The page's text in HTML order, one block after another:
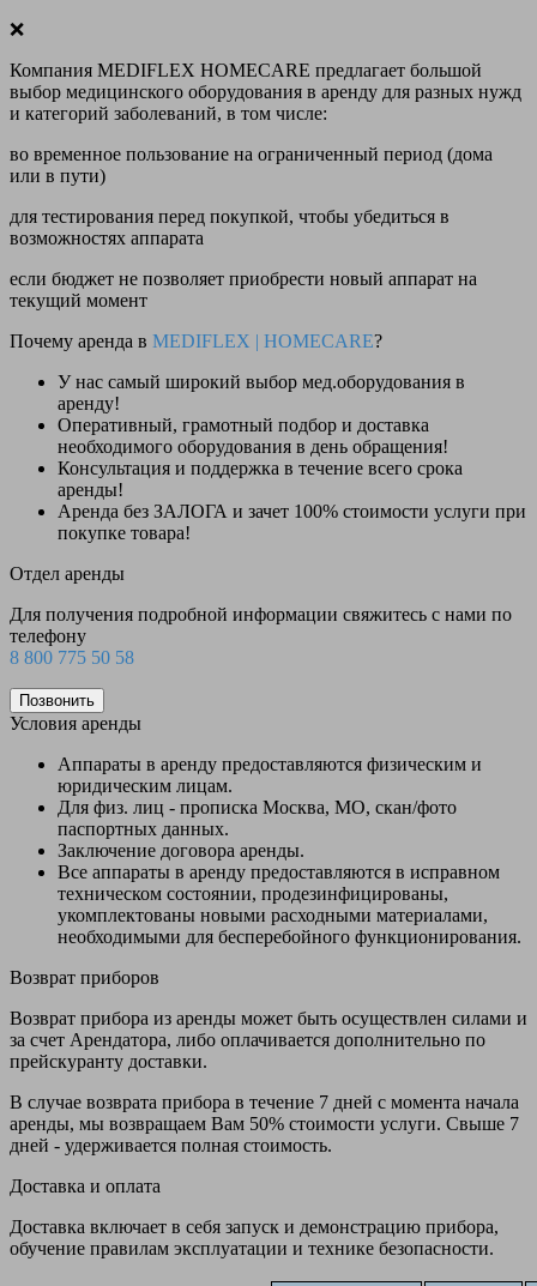
❌
Компания MEDIFLEX HOMECARE предлагает большой
выбор медицинского оборудования в аренду для разных нужд
и категорий заболеваний, в том числе:
во временное пользование на ограниченный период (дома
или в пути)
для тестирования перед покупкой, чтобы убедиться в
возможностях аппарата
если бюджет не позволяет приобрести новый аппарат на
текущий момент
Почему аренда в MEDIFLEX | HOMECARE?
У нас самый широкий выбор мед.оборудования в
аренду!
Оперативный, грамотный подбор и доставка
необходимого оборудования в день обращения!
Консультация и поддержка в течение всего срока
аренды!
Аренда без ЗАЛОГА и зачет 100% стоимости услуги при
покупке товара!
Отдел аренды
Для получения подробной информации свяжитесь с нами по
телефону
8 800 775 50 58
Позвонить
Условия аренды
Аппараты в аренду предоставляются физическим и
юридическим лицам.
Для физ. лиц - прописка Москва, МО, скан/фото
паспортных данных.
Заключение договора аренды.
Все аппараты в аренду предоставляются в исправном
техническом состоянии, продезинфицированы,
укомплектованы новыми расходными материалами,
необходимыми для бесперебойного функционирования.
Возврат приборов
Возврат прибора из аренды может быть осуществлен силами и
за счет Арендатора, либо оплачивается дополнительно по
прейскуранту доставки.
В случае возврата прибора в течение 7 дней с момента начала
аренды, мы возвращаем Вам 50% стоимости услуги. Свыше 7
дней - удерживается полная стоимость.
Доставка и оплата
Доставка включает в себя запуск и демонстрацию прибора,
обучение правилам эксплуатации и технике безопасности.